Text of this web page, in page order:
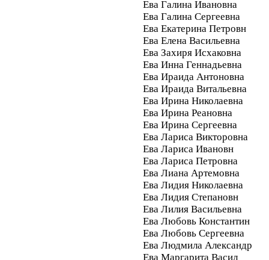
Ева Галина Ивановна
Ева Галина Сергеевна
Ева Екатерина Петровн
Ева Елена Васильевна
Ева Захиря Исхаковна
Ева Инна Геннадьевна
Ева Ираида Антоновна
Ева Ираида Витальевна
Ева Ирина Николаевна
Ева Ирина Реановна
Ева Ирина Сергеевна
Ева Лариса Викторовна
Ева Лариса Ивановн
Ева Лариса Петровна
Ева Лиана Артемовна
Ева Лидия Николаевна
Ева Лидия Степановн
Ева Лилия Васильевна
Ева Любовь Константин
Ева Любовь Сергеевна
Ева Людмила Александр
Ева Маргарита Васил